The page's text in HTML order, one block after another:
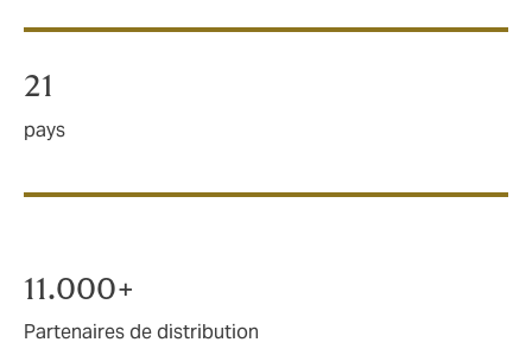
21
pays
11.000+
Partenaires de distribution